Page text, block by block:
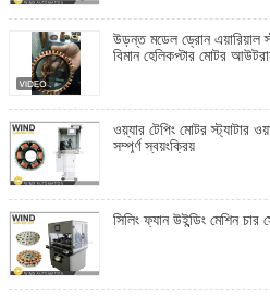
উড়ন্ত মডেল ড্রোন এয়ারিয়াল
বিমান হেলিকপ্টার মোটর
ওয়্যার টেপিং মোটর স্ট্যাটার
সম্পূর্ণ স্বয়ংক্রিয়
সিলিং ফ্যান উইন্ডিং মেশিন